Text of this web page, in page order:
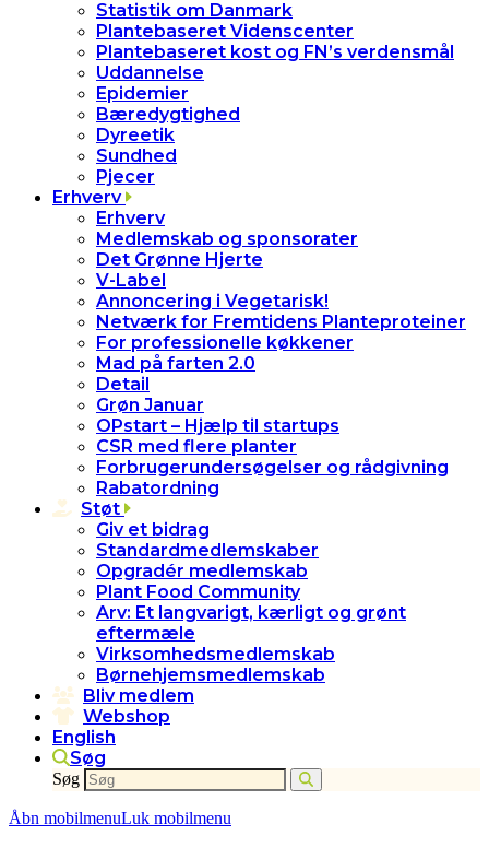
Statistik om Danmark
Plantebaseret Videnscenter
Plantebaseret kost og FN’s verdensmål
Uddannelse
Epidemier
Bæredygtighed
Dyreetik
Sundhed
Pjecer
Erhverv
Erhverv
Medlemskab og sponsorater
Det Grønne Hjerte
V-Label
Annoncering i Vegetarisk!
Netværk for Fremtidens Planteproteiner
For professionelle køkkener
Mad på farten 2.0
Detail
Grøn Januar
OPstart – Hjælp til startups
CSR med flere planter
Forbrugerundersøgelser og rådgivning
Rabatordning
Støt
Giv et bidrag
Standardmedlemskaber
Opgradér medlemskab
Plant Food Community
Arv: Et langvarigt, kærligt og grønt
eftermæle
Virksomhedsmedlemskab
Børnehjemsmedlemskab
Bliv medlem
Webshop
English
Søg
Søg
Åbn mobilmenuLuk mobilmenu